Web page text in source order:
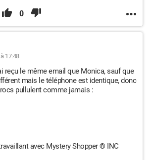
0
17:48
reçu le même email que Monica, sauf que
mais le téléphone est identique, donc
pullulent comme jamais :
avec Mystery Shopper ® INC